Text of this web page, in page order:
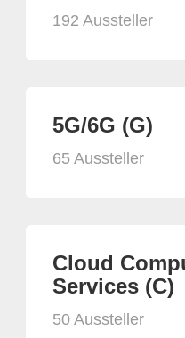
192 Aussteller
5G/6G (G)
65 Aussteller
Cloud
Services (C)
50 Aussteller